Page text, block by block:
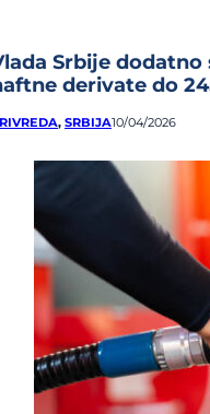
Srbije
derivate do
, SRBIJA10/04/2026